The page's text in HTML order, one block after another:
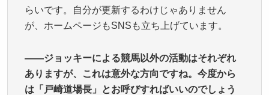
らいです。自分が更新するわけじゃありません
が、ホームページもSNSも立ち上げています。
——ジョッキーによる競馬以外の活動はそれぞれ
ありますが、これは意外な方向ですね。今度から
は「戸崎道場長」とお呼びすればいいのでしょう